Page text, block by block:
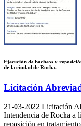
Ejecución de bacheos y
de la ciudad de Rocha.
Licitación
21-03-2022 Licitación
Intendencia de Rocha a
reposición en